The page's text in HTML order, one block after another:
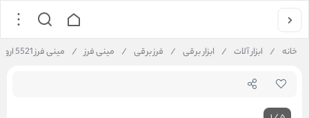
خانه / ابزار آلات / ابزار برقی / فرز برقی / مینی فرز / مينی فرز 5521 اروا